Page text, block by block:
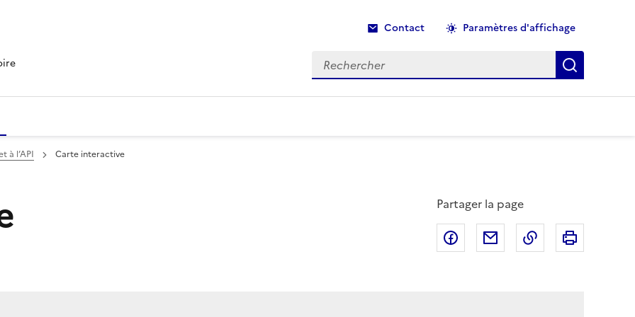
Contact Paramètres d'affichage
Rechercher Recherche
à l’API Carte interactive
Partager la page
Partager sur Facebook
Partager par email
Copier dans le